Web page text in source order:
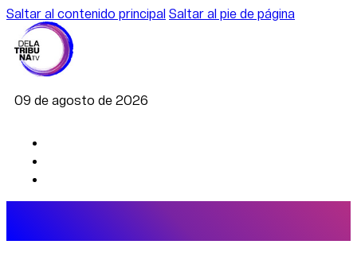
Saltar al contenido principal Saltar al pie de página
09 de agosto de 2026